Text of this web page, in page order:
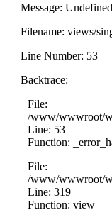
Message:
Filename: views/
Line Number: 53
Backtrace:
File:
/www/wwwroot/
Line: 53
Function:
File:
/www/wwwroot/
Line: 319
Function: view